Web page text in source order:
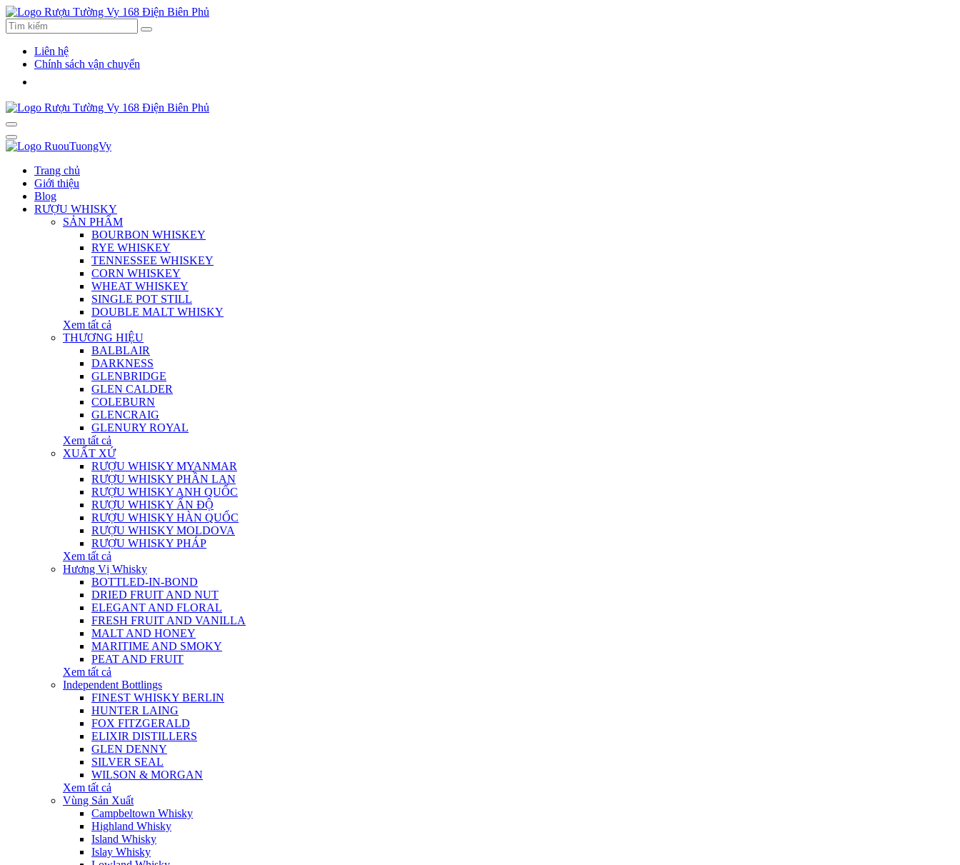
Liên hệ
Chính sách vận chuyển
Trang chủ
Giới thiệu
Blog
RƯỢU WHISKY
SẢN PHẨM
BOURBON WHISKEY
RYE WHISKEY
TENNESSEE WHISKEY
CORN WHISKEY
WHEAT WHISKEY
SINGLE POT STILL
DOUBLE MALT WHISKY
Xem tất cả
THƯƠNG HIỆU
BALBLAIR
DARKNESS
GLENBRIDGE
GLEN CALDER
COLEBURN
GLENCRAIG
GLENURY ROYAL
Xem tất cả
XUẤT XỨ
RƯỢU WHISKY MYANMAR
RƯỢU WHISKY PHẦN LAN
RƯỢU WHISKY ANH QUỐC
RƯỢU WHISKY ẤN ĐỘ
RƯỢU WHISKY HÀN QUỐC
RƯỢU WHISKY MOLDOVA
RƯỢU WHISKY PHÁP
Xem tất cả
Hương Vị Whisky
BOTTLED-IN-BOND
DRIED FRUIT AND NUT
ELEGANT AND FLORAL
FRESH FRUIT AND VANILLA
MALT AND HONEY
MARITIME AND SMOKY
PEAT AND FRUIT
Xem tất cả
Independent Bottlings
FINEST WHISKY BERLIN
HUNTER LAING
FOX FITZGERALD
ELIXIR DISTILLERS
GLEN DENNY
SILVER SEAL
WILSON & MORGAN
Xem tất cả
Vùng Sản Xuất
Campbeltown Whisky
Highland Whisky
Island Whisky
Islay Whisky